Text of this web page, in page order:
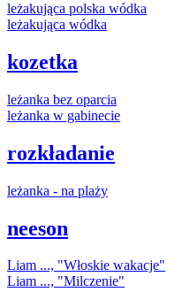
leżakująca polska wódka
leżakująca wódka
kozetka
leżanka bez oparcia
leżanka w gabinecie
rozkładanie
leżanka - na plaży
neeson
Liam ..., "Włoskie wakacje"
Liam ..., "Milczenie"